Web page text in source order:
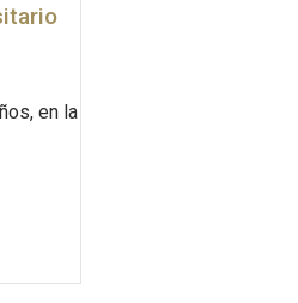
en la